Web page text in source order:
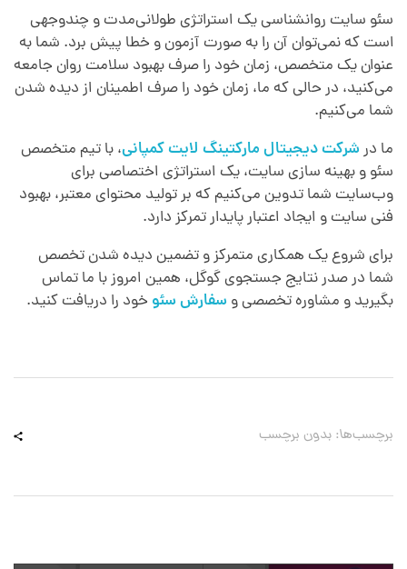
سئو سایت روانشناسی یک استراتژی طولانی‌مدت و چندوجهی
است که نمی‌توان آن را به صورت آزمون و خطا پیش برد. شما به
عنوان یک متخصص، زمان خود را صرف بهبود سلامت روان جامعه
می‌کنید، در حالی که ما، زمان خود را صرف اطمینان از دیده شدن
شما می‌کنیم.
ما درشرکت دیجیتال مارکتینگ لایت کمپانی، با تیم متخصص
سئو و بهینه سازی سایت، یک استراتژی اختصاصی برای
وب‌سایت شما تدوین می‌کنیم که بر تولید محتوای معتبر، بهبود
فنی سایت و ایجاد اعتبار پایدار تمرکز دارد.
برای شروع یک همکاری متمرکز و تضمین دیده شدن تخصص
شما در صدر نتایج جستجوی گوگل، همین امروز با ما تماس
بگیرید و مشاوره تخصصی و سفارش سئو خود را دریافت کنید.
برچسب‌ها: بدون برچسب